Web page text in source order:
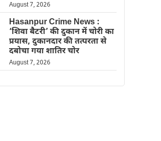
August 7, 2026
Hasanpur Crime News :
‘शिवा बैटरी’ की दुकान में चोरी का
प्रयास, दुकानदार की तत्परता से
दबोचा गया शातिर चोर
August 7, 2026